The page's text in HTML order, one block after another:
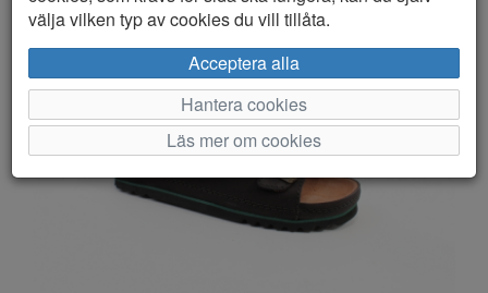
välja vilken typ av cookies du vill tillåta.
Acceptera alla
Hantera cookies
Läs mer om cookies